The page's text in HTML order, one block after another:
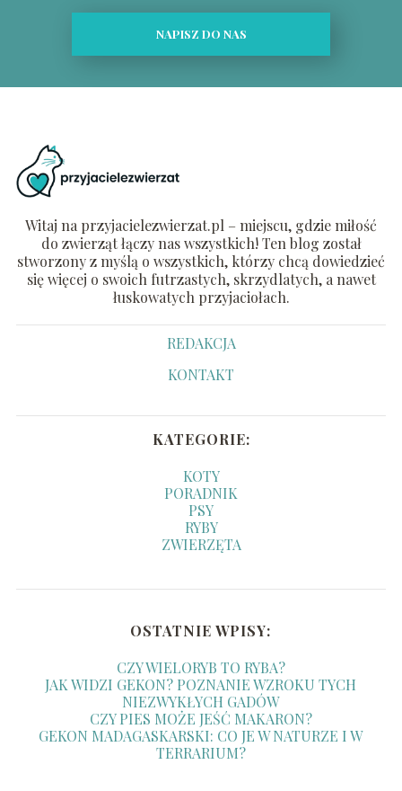
NAPISZ DO NAS
Witaj na przyjacielezwierzat.pl – miejscu, gdzie miłość
do zwierząt łączy nas wszystkich! Ten blog został
stworzony z myślą o wszystkich, którzy chcą dowiedzieć
się więcej o swoich futrzastych, skrzydlatych, a nawet
łuskowatych przyjaciołach.
REDAKCJA
KONTAKT
KATEGORIE:
KOTY
PORADNIK
PSY
RYBY
ZWIERZĘTA
OSTATNIE WPISY:
CZY WIELORYB TO RYBA?
JAK WIDZI GEKON? POZNANIE WZROKU TYCH
NIEZWYKŁYCH GADÓW
CZY PIES MOŻE JEŚĆ MAKARON?
GEKON MADAGASKARSKI: CO JE W NATURZE I W
TERRARIUM?